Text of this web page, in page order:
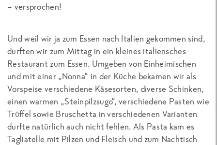
– versprochen!
Und weil wir ja zum Essen nach Italien gekommen sind,
durften wir zum Mittag in ein kleines italiensches
Restaurant zum Essen. Umgeben von Einheimischen
und mit einer „Nonna“ in der Küche bekamen wir als
Vorspeise verschiedene Käsesorten, diverse Schinken,
einen warmen „Steinpilzsugo“, verschiedene Pasten wie
Trüffel sowie Bruschetta in verschiedenen Varianten
durfte natürlich auch nicht fehlen. Als Pasta kam es
Tagliatelle mit Pilzen und Fleisch und zum Nachtisch